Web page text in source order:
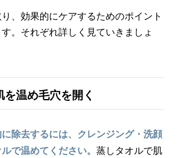
、効果的にケアするためのポイント
。それぞれ詳しく見ていきましょ
温め毛穴を開く
除去するには、クレンジング・洗顔
で温めてください。 蒸しタオルで肌